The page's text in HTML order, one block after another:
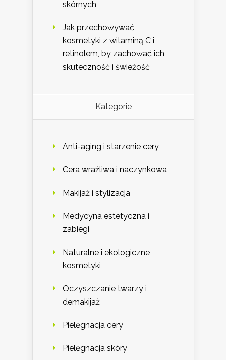
skórnych
Jak przechowywać
kosmetyki z witaminą C i
retinolem, by zachować ich
skuteczność i świeżość
Kategorie
Anti-aging i starzenie cery
Cera wrażliwa i naczynkowa
Makijaż i stylizacja
Medycyna estetyczna i
zabiegi
Naturalne i ekologiczne
kosmetyki
Oczyszczanie twarzy i
demakijaż
Pielęgnacja cery
Pielęgnacja skóry